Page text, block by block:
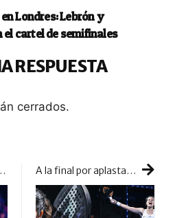
Londres: Lebrón y
cartel de semifinales
RESPUESTA
cerrados.
retira por lesión de Paraguay A la final por aplastamiento